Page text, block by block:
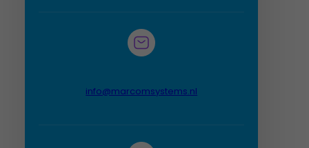
info@marcomsystems.nl